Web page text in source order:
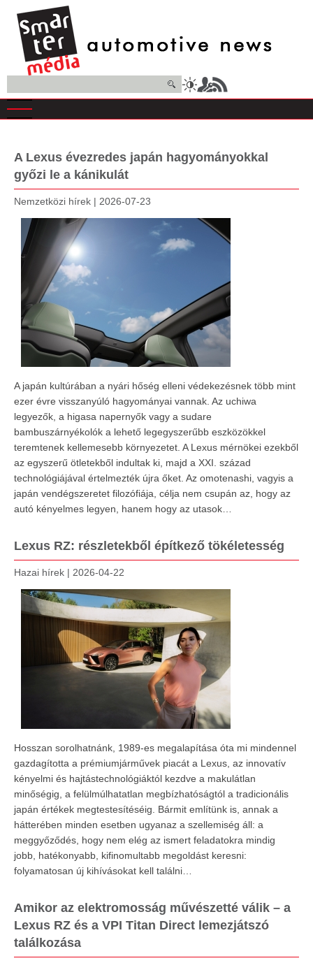
tartalomra
A Lexus évezredes japán hagyományokkal
győzi le a kánikulát
Nemzetközi hírek | 2026-07-23
A japán kultúrában a nyári hőség elleni védekezésnek több mint
ezer évre visszanyúló hagyományai vannak. Az uchiwa
legyezők, a higasa napernyők vagy a sudare
bambuszárnyékolók a lehető legegyszerűbb eszközökkel
teremtenek kellemesebb környezetet. A Lexus mérnökei ezekből
az egyszerű ötletekből indultak ki, majd a XXI. század
technológiájával értelmezték újra őket. Az omotenashi, vagyis a
japán vendégszeretet filozófiája, célja nem csupán az, hogy az
autó kényelmes legyen, hanem hogy az utasok…
Lexus RZ: részletekből építkező tökéletesség
Hazai hírek | 2026-04-22
Hosszan sorolhatnánk, 1989-es megalapítása óta mi mindennel
gazdagította a prémiumjárművek piacát a Lexus, az innovatív
kényelmi és hajtástechnológiáktól kezdve a makulátlan
minőségig, a felülmúlhatatlan megbízhatóságtól a tradicionális
japán értékek megtestesítéséig. Bármit említünk is, annak a
hátterében minden esetben ugyanaz a szellemiség áll: a
meggyőződés, hogy nem elég az ismert feladatokra mindig
jobb, hatékonyabb, kifinomultabb megoldást keresni:
folyamatosan új kihívásokat kell találni…
Amikor az elektromosság művészetté válik – a
Lexus RZ és a VPI Titan Direct lemezjátszó
találkozása